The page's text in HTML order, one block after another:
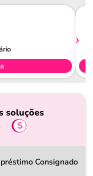
soluções
Consignado